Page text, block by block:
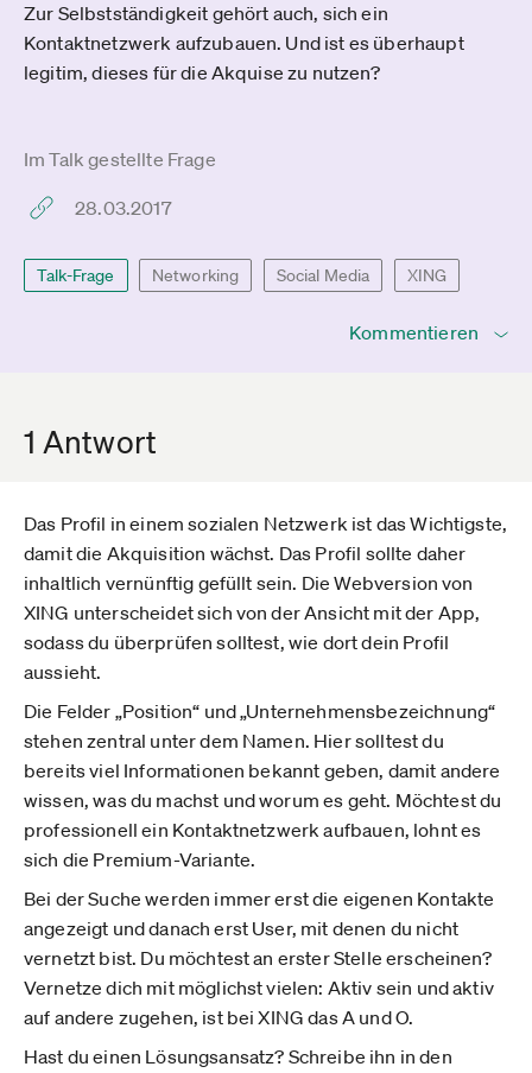
Zur Selbstständigkeit gehört auch, sich ein
Kontaktnetzwerk aufzubauen. Und ist es überhaupt
legitim, dieses für die Akquise zu nutzen?
Im Talk gestellte Frage
28.03.2017
Talk-Frage Networking Social Media XING
Kommentieren
1 Antwort
Das Profil in einem sozialen Netzwerk ist das Wichtigste,
damit die Akquisition wächst. Das Profil sollte daher
inhaltlich vernünftig gefüllt sein. Die Webversion von
XING unterscheidet sich von der Ansicht mit der App,
sodass du überprüfen solltest, wie dort dein Profil
aussieht.
Die Felder „Position“ und „Unternehmensbezeichnung“
stehen zentral unter dem Namen. Hier solltest du
bereits viel Informationen bekannt geben, damit andere
wissen, was du machst und worum es geht. Möchtest du
professionell ein Kontaktnetzwerk aufbauen, lohnt es
sich die Premium-Variante.
Bei der Suche werden immer erst die eigenen Kontakte
angezeigt und danach erst User, mit denen du nicht
vernetzt bist. Du möchtest an erster Stelle erscheinen?
Vernetze dich mit möglichst vielen: Aktiv sein und aktiv
auf andere zugehen, ist bei XING das A und O.
Hast du einen Lösungsansatz? Schreibe ihn in den